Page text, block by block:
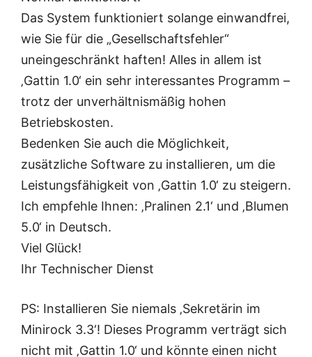
Das System funktioniert solange einwandfrei,
wie Sie für die „Gesellschaftsfehler“
uneingeschränkt haften! Alles in allem ist
‚Gattin 1.0‘ ein sehr interessantes Programm –
trotz der unverhältnismäßig hohen
Betriebskosten.
Bedenken Sie auch die Möglichkeit,
zusätzliche Software zu installieren, um die
Leistungsfähigkeit von ‚Gattin 1.0‘ zu steigern.
Ich empfehle Ihnen: ‚Pralinen 2.1‘ und ‚Blumen
5.0‘ in Deutsch.
Viel Glück!
Ihr Technischer Dienst
PS: Installieren Sie niemals ‚Sekretärin im
Minirock 3.3‘! Dieses Programm verträgt sich
nicht mit ‚Gattin 1.0‘ und könnte einen nicht